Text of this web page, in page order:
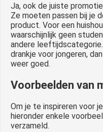
Ja, ook de juiste
Ze moeten passen bij je
product. Voor een
waarschijnlijk geen
andere
drankje voor jongeren,
weer goed.
Voorbeelden van
Om je te inspireren voor
hieronder enkele
verzameld.